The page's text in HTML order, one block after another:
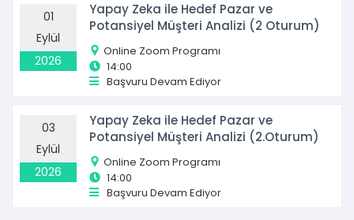
01
Eylül
2026
Yapay Zeka ile Hedef Pazar ve
Potansiyel Müşteri Analizi (2 Oturum)
Online Zoom Programı
14:00
Başvuru Devam Ediyor
03
Eylül
2026
Yapay Zeka ile Hedef Pazar ve
Potansiyel Müşteri Analizi (2.Oturum)
Online Zoom Programı
14:00
Başvuru Devam Ediyor